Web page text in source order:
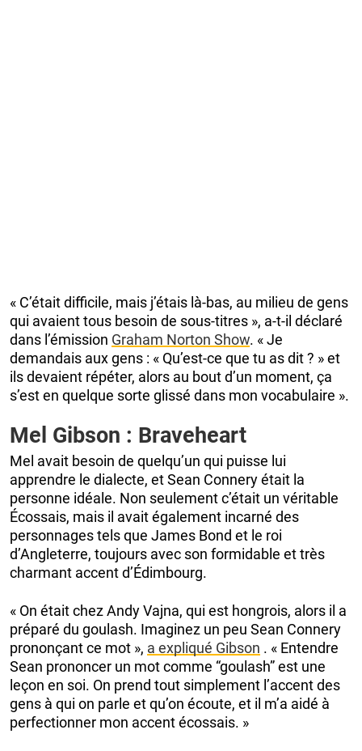
« C’était difficile, mais j’étais là-bas, au milieu de gens
qui avaient tous besoin de sous-titres », a-t-il déclaré
dans l’émission Graham Norton Show. « Je
demandais aux gens : « Qu’est-ce que tu as dit ? » et
ils devaient répéter, alors au bout d’un moment, ça
s’est en quelque sorte glissé dans mon vocabulaire ».
Mel Gibson : Braveheart
Mel avait besoin de quelqu’un qui puisse lui
apprendre le dialecte, et Sean Connery était la
personne idéale. Non seulement c’était un véritable
Écossais, mais il avait également incarné des
personnages tels que James Bond et le roi
d’Angleterre, toujours avec son formidable et très
charmant accent d’Édimbourg.
« On était chez Andy Vajna, qui est hongrois, alors il a
préparé du goulash. Imaginez un peu Sean Connery
prononçant ce mot », a expliqué Gibson . « Entendre
Sean prononcer un mot comme “goulash” est une
leçon en soi. On prend tout simplement l’accent des
gens à qui on parle et qu’on écoute, et il m’a aidé à
perfectionner mon accent écossais. »